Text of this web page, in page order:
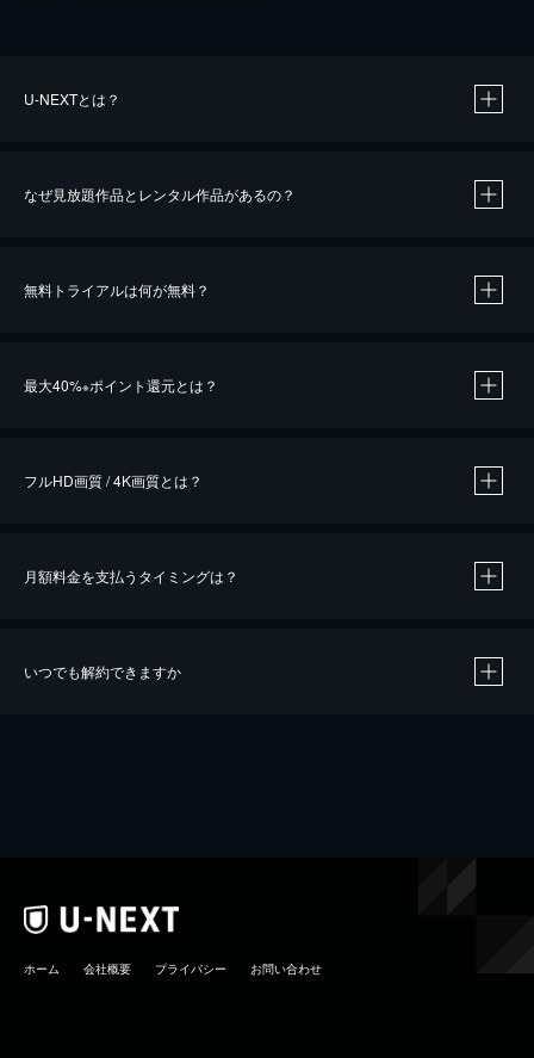
U-NEXTとは？
なぜ見放題作品とレンタル作品があるの？
無料トライアルは何が無料？
最大40%※ポイント還元とは？
※40％ポイント還元の対象は、クレジットカード決済による作品の購入 / レンタルです。
iOSアプリのUコイン決済による作品の購入 / レンタルは、20％のポイント還元です。
フルHD画質 / 4K画質とは？
月額料金を支払うタイミングは？
いつでも解約できますか
ホーム 会社概要 プライバシー お問い合わせ